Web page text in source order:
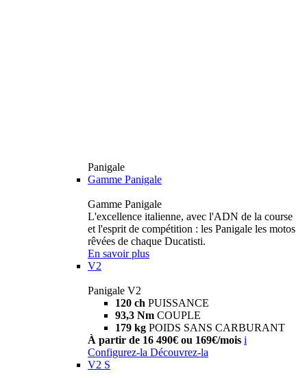
Panigale
Gamme Panigale
Gamme Panigale
L'excellence italienne, avec l'ADN de la course
et l'esprit de compétition : les Panigale les motos
rêvées de chaque Ducatisti.
En savoir plus
V2
Panigale V2
120 ch PUISSANCE
93,3 Nm COUPLE
179 kg POIDS SANS CARBURANT
À partir de 16 490€ ou 169€/mois i
Configurez-la Découvrez-la
V2 S